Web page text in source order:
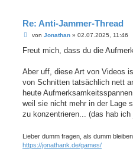
Re: Anti-Jammer-Thread
B
i
a
von Jonathan» 02.07.2025, 11:46
Freut mich, dass du die
Aber uff, diese Art von Videos
von Schnitten tatsächlich nett
heute
weil sie nicht mehr in der Lage
zu konzentrieren... (das hab
Lieber dumm fragen, als dumm
https://jonathank.de/games/